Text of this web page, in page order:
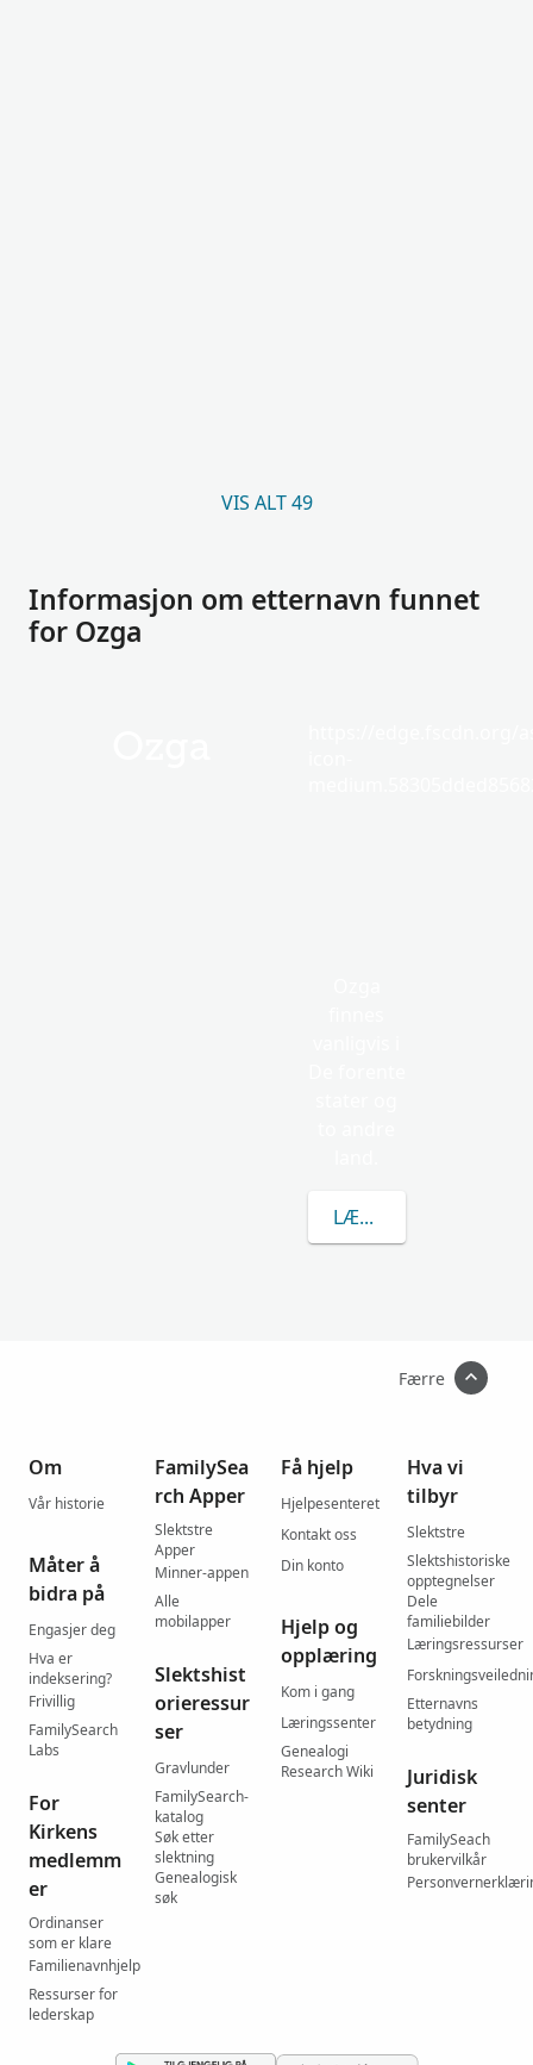
VIS ALT 49
Informasjon om etternavn funnet
for Ozga
LÆR MER OM OZGA
Færre
Om
Vår historie
Måter å
bidra på
Engasjer deg
Hva er
indeksering?
Frivillig
FamilySearch
Labs
For
Kirkens
medlemm
er
Ordinanser
som er klare
Familienavnhjelp
Ressurser for
lederskap
FamilySea
rch Apper
Slektstre
Apper
Minner-appen
Alle
mobilapper
Slektshist
orieressur
ser
Gravlunder
FamilySearch-
katalog
Søk etter
slektning
Genealogisk
søk
Få hjelp
Hjelpesenteret
Kontakt oss
Din konto
Hjelp og
opplæring
Kom i gang
Læringssenter
Genealogi
Research Wiki
Hva vi
tilbyr
Slektstre
Slektshistoriske
opptegnelser
Dele
familiebilder
Læringsressurser
Etternavns
betydning
Juridisk
senter
FamilySeach
brukervilkår